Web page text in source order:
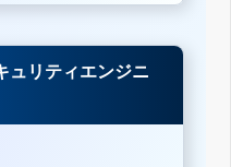
ュリティエンジニ